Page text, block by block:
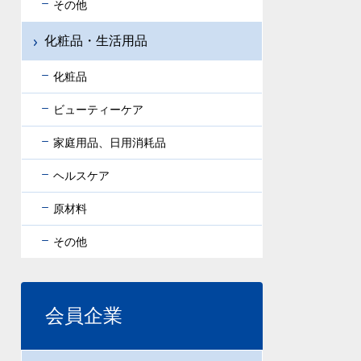
その他
化粧品・生活用品
化粧品
ビューティーケア
家庭用品、日用消耗品
ヘルスケア
原材料
その他
会員企業